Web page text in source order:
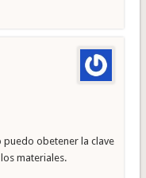
puedo obetener la clave
materiales.